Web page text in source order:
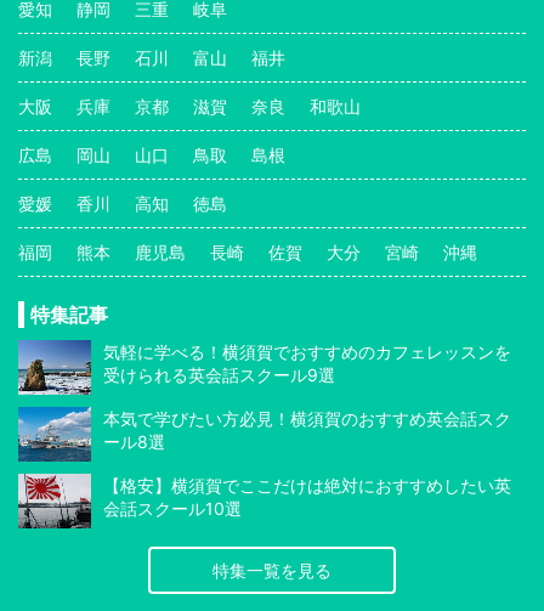
愛知 静岡 三重 岐阜
新潟 長野 石川 富山 福井
大阪 兵庫 京都 滋賀 奈良 和歌山
広島 岡山 山口 鳥取 島根
愛媛 香川 高知 徳島
福岡 熊本 鹿児島 長崎 佐賀 大分 宮崎 沖縄
特集記事
気軽に学べる！横須賀でおすすめのカフェレッスンを
受けられる英会話スクール9選
本気で学びたい方必見！横須賀のおすすめ英会話スク
ール8選
【格安】横須賀でここだけは絶対におすすめしたい英
会話スクール10選
特集一覧を見る